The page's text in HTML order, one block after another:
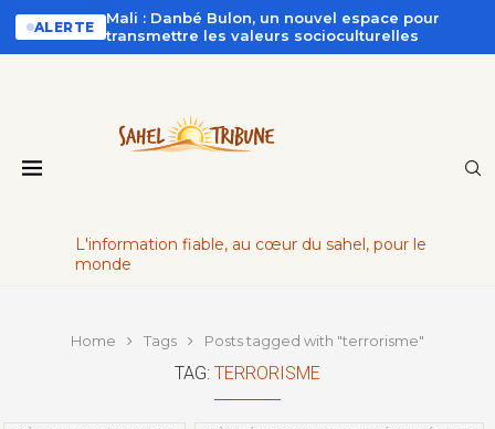
ALERTE
Mali : Danbé Bulon, un nouvel espace pour
transmettre les valeurs socioculturelles
L'information fiable, au cœur du sahel, pour le
monde
Home Tags Posts tagged with "terrorisme"
TAG: TERRORISME